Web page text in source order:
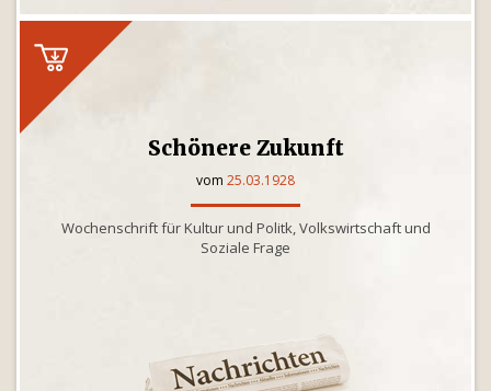
Schönere Zukunft
vom 25.03.1928
Wochenschrift für Kultur und Politk, Volkswirtschaft und
Soziale Frage